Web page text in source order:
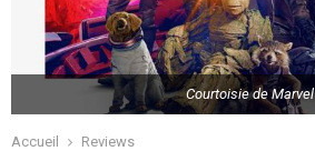
Courtoisie de Marvel
Accueil
Reviews